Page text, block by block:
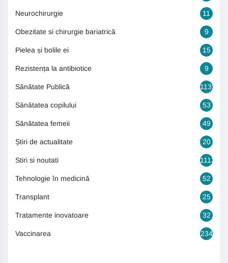
Neurochirurgie 11
Obezitate si chirurgie bariatrică 9
Pielea și bolile ei 15
Rezistența la antibiotice 9
Sănătate Publică 1131
Sănătatea copilului 53
Sănătatea femeii 49
Știri de actualitate 20
Stiri si noutati 1113
Tehnologie în medicină 52
Transplant 25
Tratamente inovatoare 32
Vaccinarea 234